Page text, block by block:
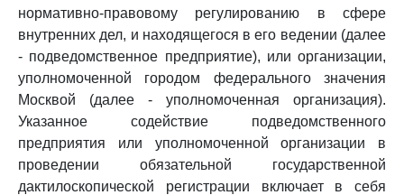
нормативно-правовому регулированию в сфере
внутренних дел, и находящегося в его ведении (далее
- подведомственное предприятие), или организации,
уполномоченной городом федерального значения
Москвой (далее - уполномоченная организация).
Указанное содействие подведомственного
предприятия или уполномоченной организации в
проведении обязательной государственной
дактилоскопической регистрации включает в себя